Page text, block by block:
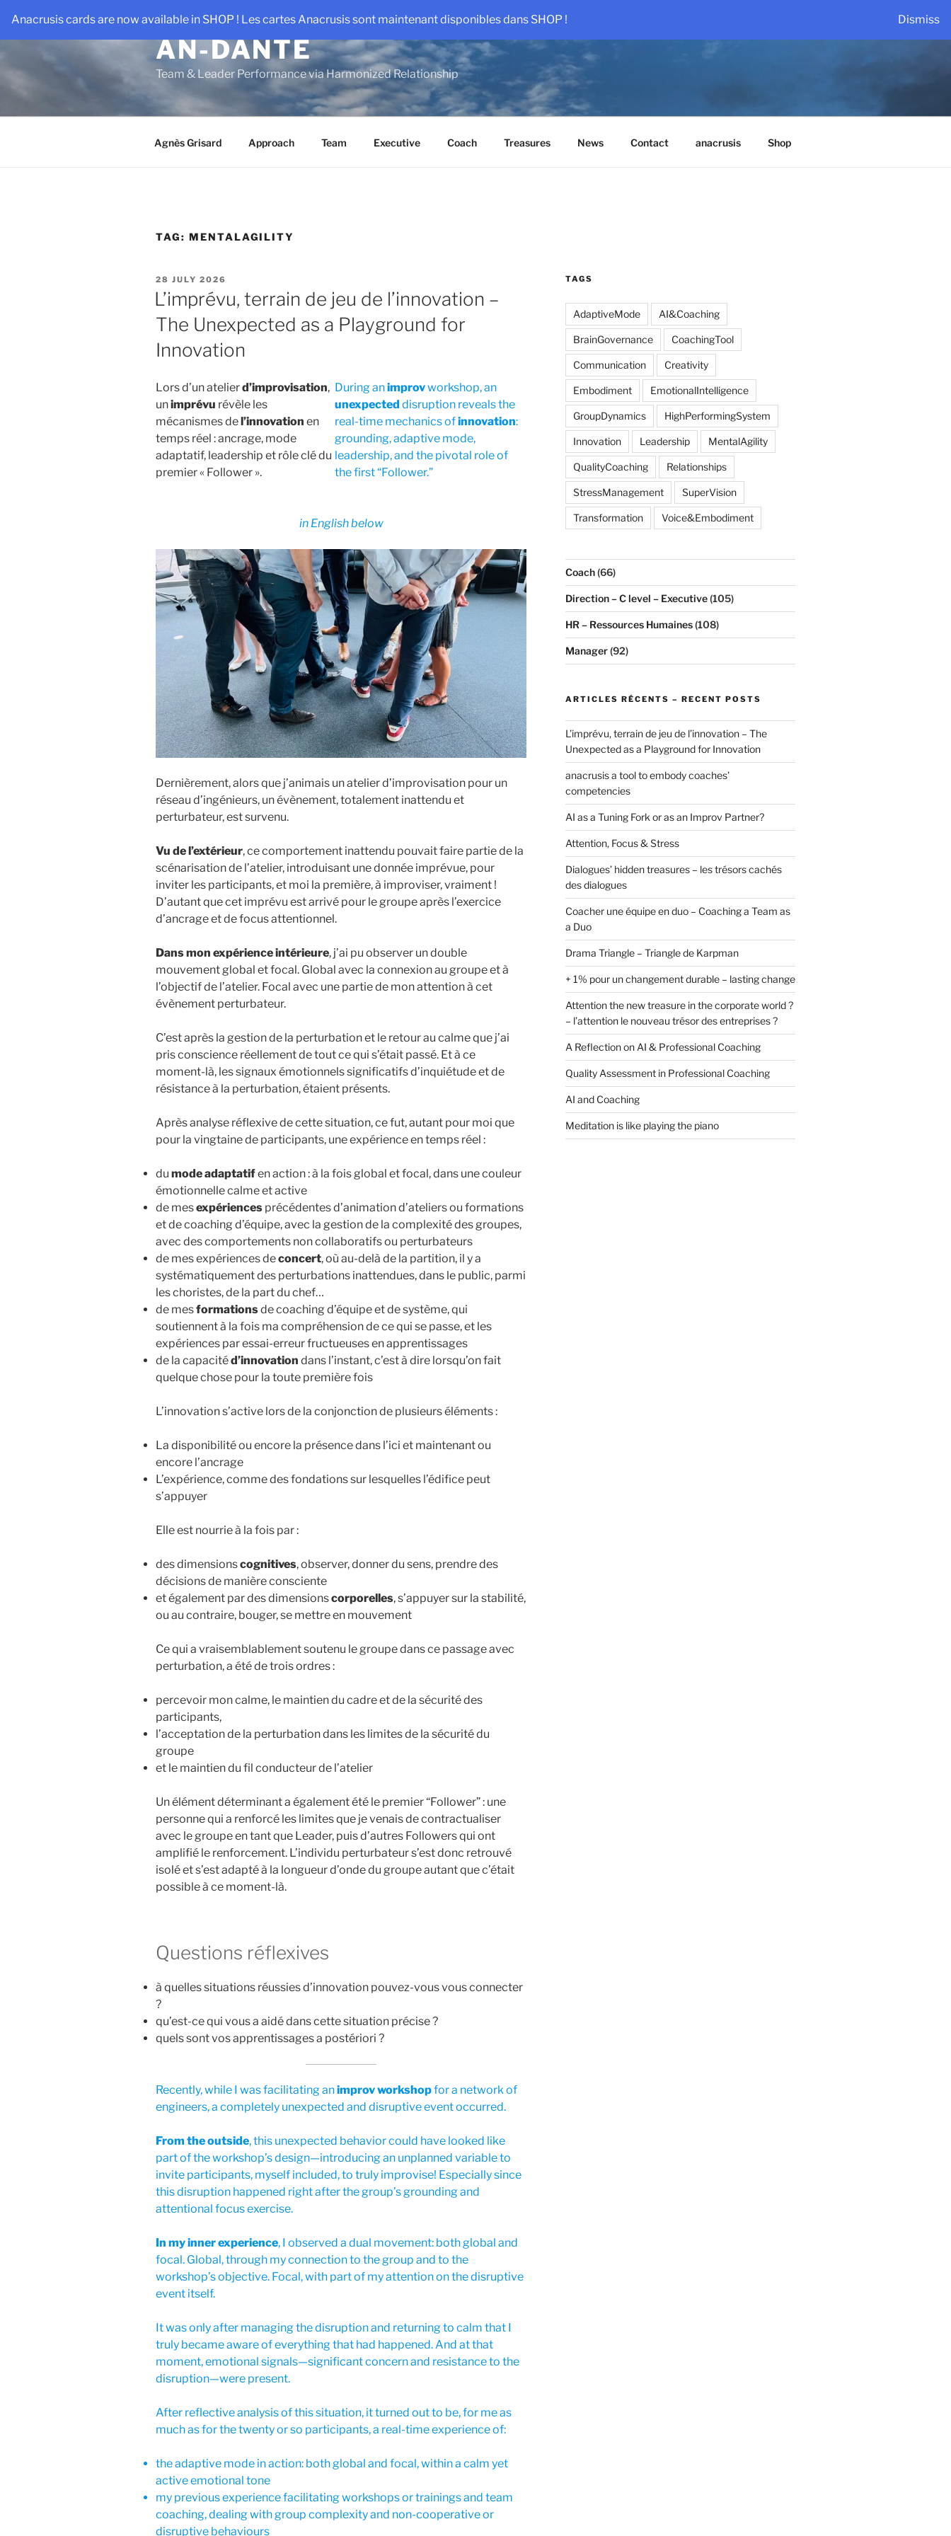
Anacrusis cards are now available in SHOP ! Les cartes Anacrusis sont maintenant disponibles dans SHOP ! Dismiss
content
AN-DANTE
Team & Leader Performance via Harmonized Relationship
Agnès Grisard Approach Team Executive Coach Treasures News Contact anacrusis Shop
TAG: MENTALAGILITY
POSTED
ON
28 JULY 2026
L’imprévu, terrain de jeu de l’innovation –
The Unexpected as a Playground for
Innovation
Lors d’un atelierd’improvisation,
unimprévu révèle les
mécanismes del’innovation en
temps réel : ancrage, mode
adaptatif, leadership et rôle clé du
premier « Follower ».
During animprovworkshop, an
unexpected disruption reveals the
real-time mechanics ofinnovation:
grounding, adaptive mode,
leadership, and the pivotal role of
the first “Follower.”
in English below
Dernièrement, alors que j’animais un atelier d’improvisation pour un
réseau d’ingénieurs, un évènement, totalement inattendu et
perturbateur, est survenu.
Vu de l’extérieur, ce comportement inattendu pouvait faire partie de la
scénarisation de l’atelier, introduisant une donnée imprévue, pour
inviter les participants, et moi la première, à improviser, vraiment !
D’autant que cet imprévu est arrivé pour le groupe après l’exercice
d’ancrage et de focus attentionnel.
Dans mon expérience intérieure, j’ai pu observer un double
mouvement global et focal. Global avec la connexion au groupe et à
l’objectif de l’atelier. Focal avec une partie de mon attention à cet
évènement perturbateur.
C’est après la gestion de la perturbation et le retour au calme que j’ai
pris conscience réellement de tout ce qui s’était passé. Et à ce
moment-là, les signaux émotionnels significatifs d’inquiétude et de
résistance à la perturbation, étaient présents.
Après analyse réflexive de cette situation, ce fut, autant pour moi que
pour la vingtaine de participants, une expérience en temps réel :
du mode adaptatifen action : à la fois global et focal, dans une couleur
émotionnelle calme et active
de mesexpériences précédentes d’animation d’ateliers ou formations
et de coaching d’équipe, avec la gestion de la complexité des groupes,
avec des comportements non collaboratifs ou perturbateurs
de mes expériences deconcert, où au-delà de la partition, il y a
systématiquement des perturbations inattendues, dans le public, parmi
les choristes, de la part du chef…
de mesformationsde coaching d’équipe et de système, qui
soutiennent à la fois ma compréhension de ce qui se passe, et les
expériences par essai-erreur fructueuses en apprentissages
de la capacitéd’innovation dans l’instant, c’est à dire lorsqu’on fait
quelque chose pour la toute première fois
L’innovation s’active lors de la conjonction de plusieurs éléments :
La disponibilité ou encore la présence dans l’ici et maintenant ou
encore l’ancrage
L’expérience, comme des fondations sur lesquelles l’édifice peut
s’appuyer
Elle est nourrie à la fois par :
des dimensionscognitives, observer, donner du sens, prendre des
décisions de manière consciente
et également par des dimensionscorporelles, s’appuyer sur la stabilité,
ou au contraire, bouger, se mettre en mouvement
Ce qui a vraisemblablement soutenu le groupe dans ce passage avec
perturbation, a été de trois ordres :
percevoir mon calme, le maintien du cadre et de la sécurité des
participants,
l’acceptation de la perturbation dans les limites de la sécurité du
groupe
et le maintien du fil conducteur de l’atelier
Un élément déterminant a également été le premier “Follower” : une
personne qui a renforcé les limites que je venais de contractualiser
avec le groupe en tant que Leader, puis d’autres Followers qui ont
amplifié le renforcement. L’individu perturbateur s’est donc retrouvé
isolé et s’est adapté à la longueur d’onde du groupe autant que c’était
possible à ce moment-là.
Questions réflexives
à quelles situations réussies d’innovation pouvez-vous vous connecter
?
qu’est-ce qui vous a aidé dans cette situation précise ?
quels sont vos apprentissages a postériori ?
Recently, while I was facilitating animprov workshopfor a network of
engineers, a completely unexpected and disruptive event occurred.
From the outside, this unexpected behavior could have looked like
part of the workshop’s design—introducing an unplanned variable to
invite participants, myself included, to truly improvise! Especially since
this disruption happened right after the group’s grounding and
attentional focus exercise.
In my inner experience, I observed a dual movement: both global and
focal. Global, through my connection to the group and to the
workshop’s objective. Focal, with part of my attention on the disruptive
event itself.
It was only after managing the disruption and returning to calm that I
truly became aware of everything that had happened. And at that
moment, emotional signals—significant concern and resistance to the
disruption—were present.
After reflective analysis of this situation, it turned out to be, for me as
much as for the twenty or so participants, a real-time experience of:
the adaptive mode in action: both global and focal, within a calm yet
active emotional tone
my previous experience facilitating workshops or trainings and team
coaching, dealing with group complexity and non-cooperative or
disruptive behaviours
TAGS
AdaptiveMode AI&Coaching
BrainGovernance CoachingTool
Communication Creativity
Embodiment EmotionalIntelligence
GroupDynamics HighPerformingSystem
Innovation Leadership MentalAgility
QualityCoaching Relationships
StressManagement SuperVision
Transformation Voice&Embodiment
Coach(66)
Direction – C level – Executive(105)
HR – Ressources Humaines(108)
Manager(92)
ARTICLES RÉCENTS – RECENT POSTS
L’imprévu, terrain de jeu de l’innovation – The
Unexpected as a Playground for Innovation
anacrusis a tool to embody coaches’
competencies
AI as a Tuning Fork or as an Improv Partner?
Attention, Focus & Stress
Dialogues’ hidden treasures – les trésors cachés
des dialogues
Coacher une équipe en duo – Coaching a Team as
a Duo
Drama Triangle – Triangle de Karpman
+ 1% pour un changement durable – lasting change
Attention the new treasure in the corporate world ?
– l’attention le nouveau trésor des entreprises ?
A Reflection on AI & Professional Coaching
Quality Assessment in Professional Coaching
AI and Coaching
Meditation is like playing the piano